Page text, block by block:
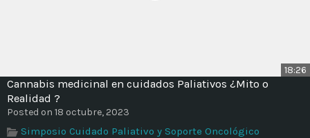
18:26
Cannabis medicinal en cuidados Paliativos ¿Mito o
Realidad ?
Posted on 18 octubre, 2023
Simposio Cuidado Paliativo y Soporte Oncológico